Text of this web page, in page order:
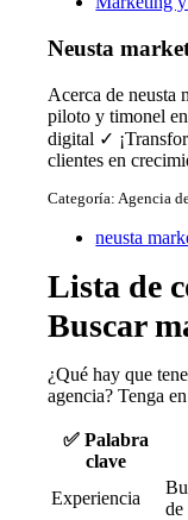
Neusta
Acerca de neusta
piloto y timonel
digital ✓
clientes en
Categoría: Agencia
neusta
Lista de
Buscar
¿Qué hay que
agencia? Tenga
✅ Palabra
clave
Experiencia
de